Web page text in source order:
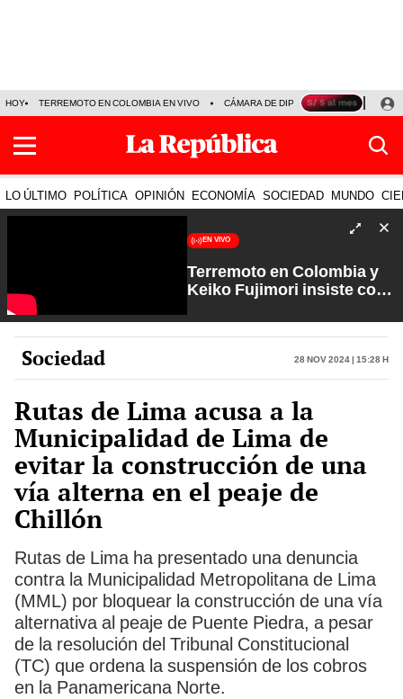
HOY TERREMOTO EN COLOMBIA EN VIVO CÁMARA DE DIPUTADOS PRECIO
LO ÚLTIMO POLÍTICA OPINIÓN ECONOMÍA SOCIEDAD MUNDO
EN VIVO
Terremoto en Colombia y
Keiko Fujimori insiste con
Olvide con Carlos Cornejo
Sociedad 28 Nov 2024 | 15:28 h
Rutas de Lima acusa a la
Municipalidad de Lima de
evitar la construcción de una
vía alterna en el peaje de
Chillón
Rutas de Lima ha presentado una denuncia
contra la Municipalidad Metropolitana de Lima
(MML) por bloquear la construcción de una vía
alternativa al peaje de Puente Piedra, a pesar
de la resolución del Tribunal Constitucional
(TC) que ordena la suspensión de los cobros
en la Panamericana Norte.